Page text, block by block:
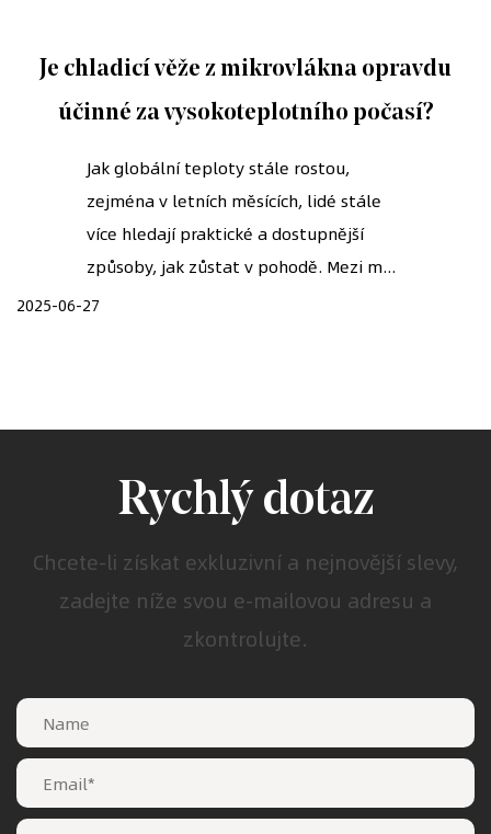
Je chladicí věže z mikrovlákna opravdu
účinné za vysokoteplotního počasí?
Jak globální teploty stále rostou,
zejména v letních měsících, lidé stále
více hledají praktické a dostupnější
způsoby, jak zůstat v pohodě. Mezi m...
2025-06-27
Rychlý dotaz
Chcete-li získat exkluzivní a nejnovější slevy,
zadejte níže svou e-mailovou adresu a
zkontrolujte.